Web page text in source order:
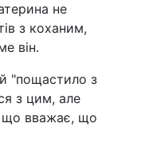
не
з коханим,
він.
"пощастило з
з цим, але
що вважає, що